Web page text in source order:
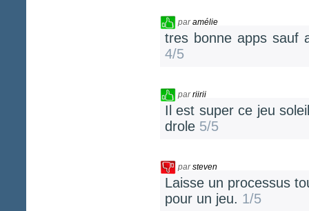
paramélie
tres bonne apps sauf
4/5
parriirii
Il est super ce jeu
drole 5/5
parsteven
Laisse un processus
pour un jeu. 1/5